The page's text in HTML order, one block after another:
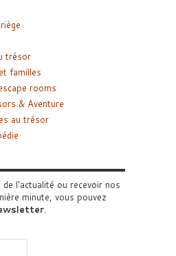
trésor
familles
rooms
& Aventure
au trésor
l'actualité ou recevoir nos
minute, vous pouvez
.